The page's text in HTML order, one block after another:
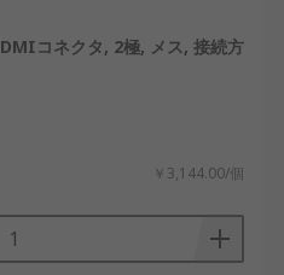
コネクタ, 2極, メス, 接続方
￥3,144.00/個